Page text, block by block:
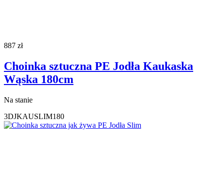
887 zł
Choinka sztuczna PE Jodła Kaukaska
Wąska 180cm
Na stanie
3DJKAUSLIM180